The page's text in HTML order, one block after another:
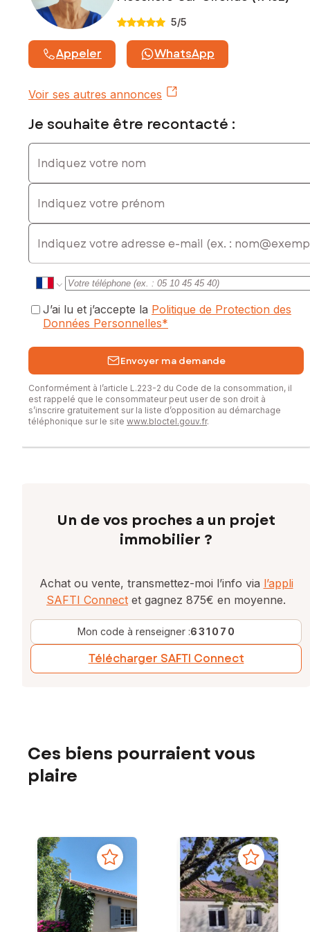
5/5
Appeler WhatsApp
Voir ses autres annonces
Je souhaite être recontacté :
Indiquez votre nom
Indiquez votre prénom
E-mail
J’ai lu et j’accepte la Politique de Protection des
Données Personnelles*
Envoyer ma demande
Conformément à l’article L.223-2 du Code de la consommation, il
est rappelé que le consommateur peut user de son droit à
s’inscrire gratuitement sur la liste d’opposition au démarchage
téléphonique sur le site www.bloctel.gouv.fr.
Un de vos proches a un projet
immobilier ?
Achat ou vente, transmettez-moi l’info via l’appli
SAFTI Connect et gagnez 875€ en moyenne.
Mon code à renseigner :631070
Télécharger SAFTI Connect
Ces biens pourraient vous
plaire